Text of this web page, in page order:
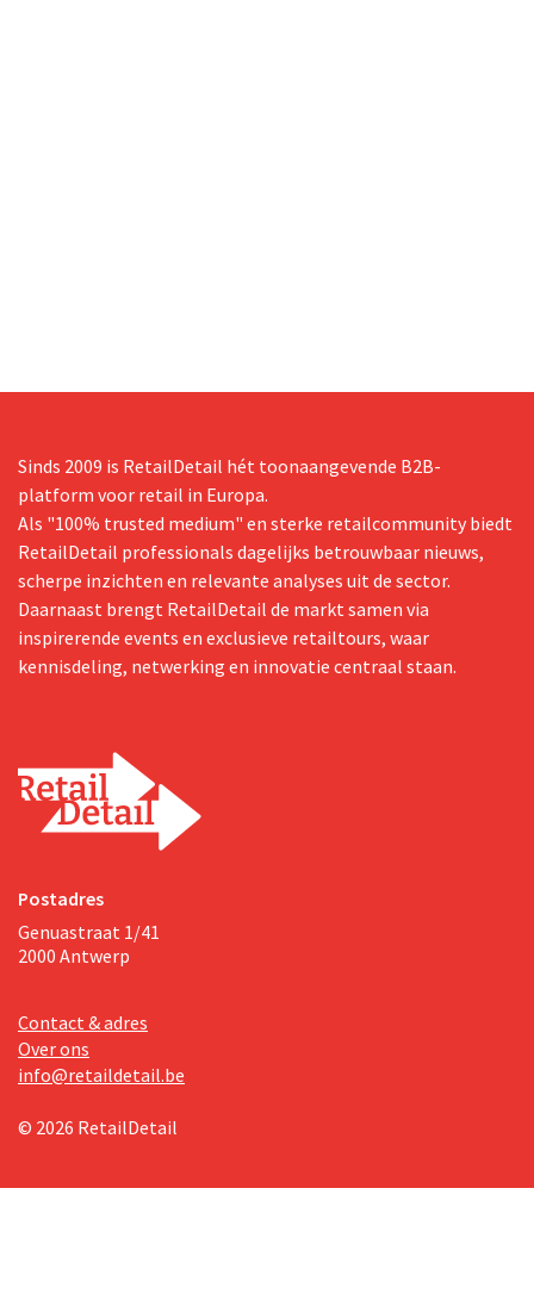
Sinds 2009 is RetailDetail hét toonaangevende B2B-
platform voor retail in Europa.
Als "100% trusted medium" en sterke retailcommunity biedt
RetailDetail professionals dagelijks betrouwbaar nieuws,
scherpe inzichten en relevante analyses uit de sector.
Daarnaast brengt RetailDetail de markt samen via
inspirerende events en exclusieve retailtours, waar
kennisdeling, netwerking en innovatie centraal staan.
Postadres
Genuastraat 1/41
2000 Antwerp
Contact & adres
Over ons
info@retaildetail.be
© 2026 RetailDetail